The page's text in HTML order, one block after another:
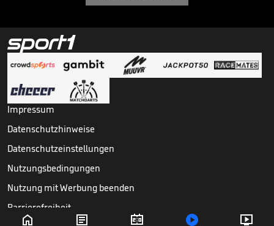
    
Impressum
Datenschutzhinweise
Datenschutzeinstellungen
Nutzungsbedingungen
Nutzung mit Werbung beenden
Barrierefreiheit